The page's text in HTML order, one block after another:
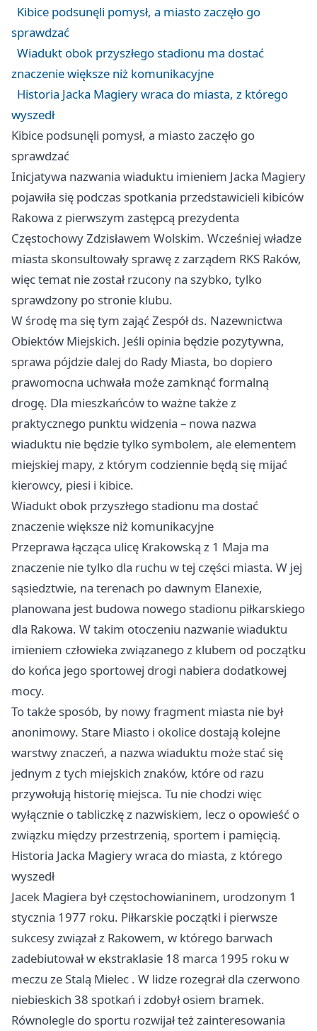
Kibice podsunęli pomysł, a miasto zaczęło go
sprawdzać
Wiadukt obok przyszłego stadionu ma dostać
znaczenie większe niż komunikacyjne
Historia Jacka Magiery wraca do miasta, z którego
wyszedł
Kibice podsunęli pomysł, a miasto zaczęło go
sprawdzać
Inicjatywa nazwania wiaduktu imieniem Jacka Magiery
pojawiła się podczas spotkania przedstawicieli kibiców
Rakowa z pierwszym zastępcą prezydenta
Częstochowy Zdzisławem Wolskim. Wcześniej władze
miasta skonsultowały sprawę z zarządem RKS Raków,
więc temat nie został rzucony na szybko, tylko
sprawdzony po stronie klubu.
W środę ma się tym zająć Zespół ds. Nazewnictwa
Obiektów Miejskich. Jeśli opinia będzie pozytywna,
sprawa pójdzie dalej do Rady Miasta, bo dopiero
prawomocna uchwała może zamknąć formalną
drogę. Dla mieszkańców to ważne także z
praktycznego punktu widzenia – nowa nazwa
wiaduktu nie będzie tylko symbolem, ale elementem
miejskiej mapy, z którym codziennie będą się mijać
kierowcy, piesi i kibice.
Wiadukt obok przyszłego stadionu ma dostać
znaczenie większe niż komunikacyjne
Przeprawa łącząca ulicę Krakowską z 1 Maja ma
znaczenie nie tylko dla ruchu w tej części miasta. W jej
sąsiedztwie, na terenach po dawnym Elanexie,
planowana jest budowa nowego stadionu piłkarskiego
dla Rakowa. W takim otoczeniu nazwanie wiaduktu
imieniem człowieka związanego z klubem od początku
do końca jego sportowej drogi nabiera dodatkowej
mocy.
To także sposób, by nowy fragment miasta nie był
anonimowy. Stare Miasto i okolice dostają kolejne
warstwy znaczeń, a nazwa wiaduktu może stać się
jednym z tych miejskich znaków, które od razu
przywołują historię miejsca. Tu nie chodzi więc
wyłącznie o tabliczkę z nazwiskiem, lecz o opowieść o
związku między przestrzenią, sportem i pamięcią.
Historia Jacka Magiery wraca do miasta, z którego
wyszedł
Jacek Magiera był częstochowianinem, urodzonym 1
stycznia 1977 roku. Piłkarskie początki i pierwsze
sukcesy związał z Rakowem, w którego barwach
zadebiutował w ekstraklasie 18 marca 1995 roku w
meczu ze Stalą Mielec . W lidze rozegrał dla czerwono
niebieskich 38 spotkań i zdobył osiem bramek.
Równolegle do sportu rozwijał też zainteresowania